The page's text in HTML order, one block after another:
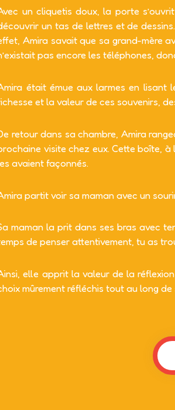
un cliquetis doux, la porte
un tas de lettres et de
Amira savait que sa grand-mère
pas encore les téléphones,
était émue aux larmes en lisant
et la valeur de ces souvenirs,
retour dans sa chambre, Amira
visite chez eux. Cette boîte, à
avaient façonnés.
partit voir sa maman avec un
maman la prit dans ses bras avec
de penser attentivement, tu as
elle apprit la valeur de la
mûrement réfléchis tout au long de